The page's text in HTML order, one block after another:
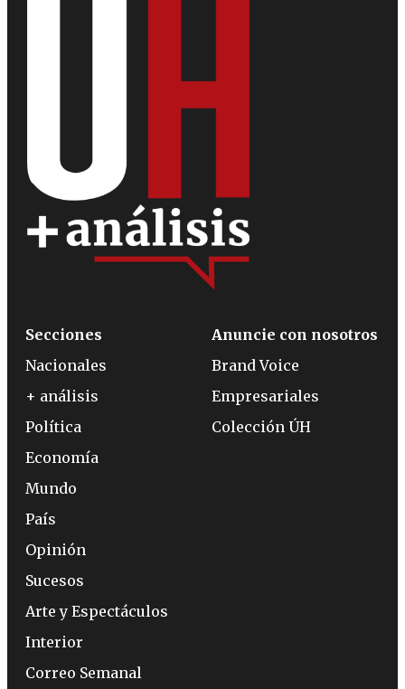
Secciones
Nacionales
+ análisis
Política
Economía
Mundo
País
Opinión
Sucesos
Arte y Espectáculos
Interior
Correo Semanal
Anuncie con nosotros
Brand Voice
Empresariales
Colección ÚH